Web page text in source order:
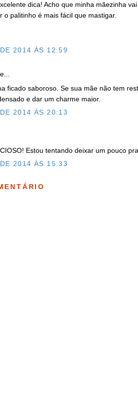
dica! Acho que minha mãezinha
o palitinho é mais fácil que mastigar.
2014 ÀS 12:59
ficado saboroso. Se sua mãe não tem
e dar um charme maior.
2014 ÀS 20:13
Estou tentando deixar um pouco
2014 ÀS 15:33